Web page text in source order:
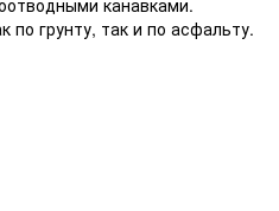
по грунту, так и по асфальту.